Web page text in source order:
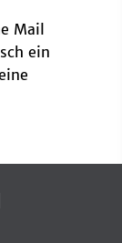
Mail
ein